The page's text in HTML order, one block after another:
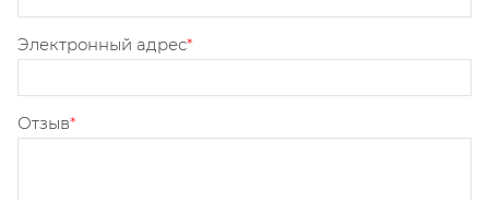
Электронный адрес
Отзыв